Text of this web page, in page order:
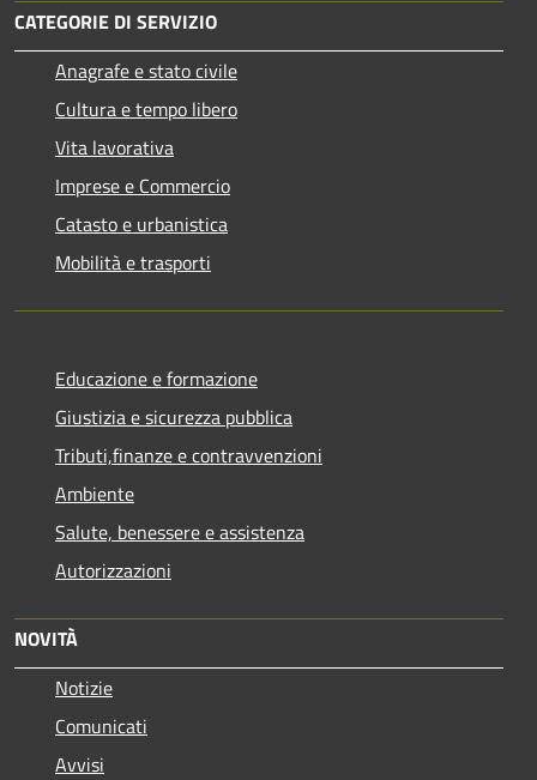
CATEGORIE DI SERVIZIO
Anagrafe e stato civile
Cultura e tempo libero
Vita lavorativa
Imprese e Commercio
Catasto e urbanistica
Mobilità e trasporti
Educazione e formazione
Giustizia e sicurezza pubblica
Tributi,finanze e contravvenzioni
Ambiente
Salute, benessere e assistenza
Autorizzazioni
NOVITÀ
Notizie
Comunicati
Avvisi